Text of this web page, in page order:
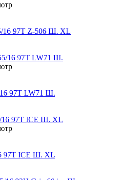
16 97T Z-506 Ш. XL
97T LW71 Ш.
97T ICE Ш. XL